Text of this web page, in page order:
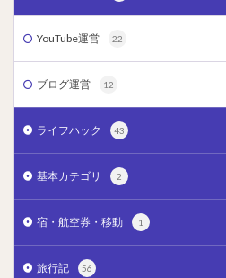
YouTube運営 22
ブログ運営 12
ライフハック 43
基本カテゴリ 2
宿・航空券・移動 1
旅行記 56